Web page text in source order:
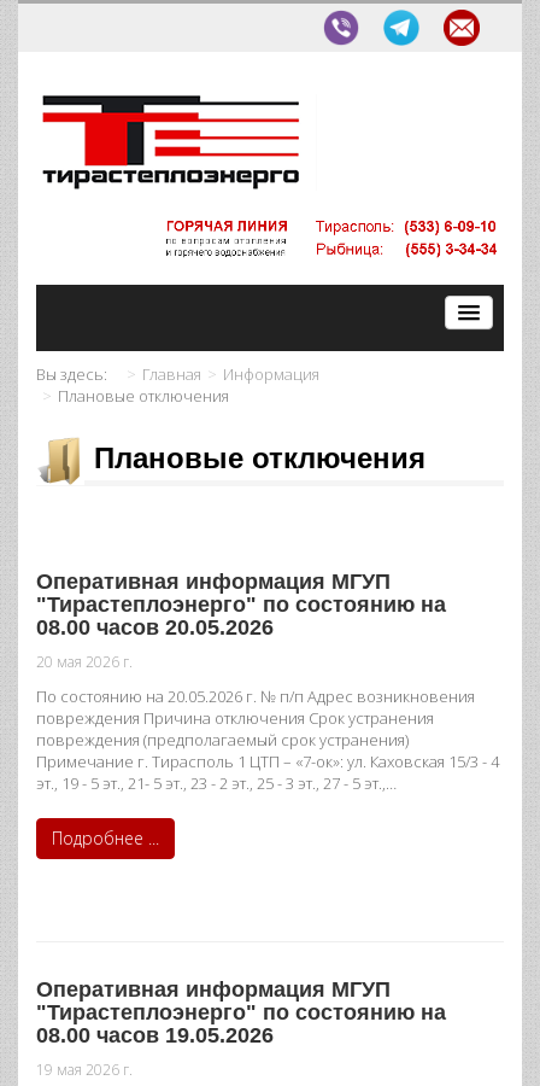
Вы здесь: Главная
Информация
Плановые отключения
Плановые отключения
Оперативная информация МГУП
"Тирастеплоэнерго" по состоянию на
08.00 часов 20.05.2026
20 мая 2026 г.
По состоянию на 20.05.2026 г. № п/п Адрес возникновения
повреждения Причина отключения Срок устранения
повреждения (предполагаемый срок устранения)
Примечание г. Тирасполь 1 ЦТП – «7-ок»: ул. Каховская 15/3 - 4
эт., 19 - 5 эт., 21- 5 эт., 23 - 2 эт., 25 - 3 эт., 27 - 5 эт.,…
Подробнее ...
Оперативная информация МГУП
"Тирастеплоэнерго" по состоянию на
08.00 часов 19.05.2026
19 мая 2026 г.